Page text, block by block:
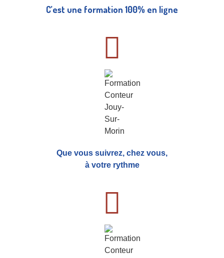
C’est une formation 100% en ligne
Que vous suivrez, chez vous,
à votre rythme